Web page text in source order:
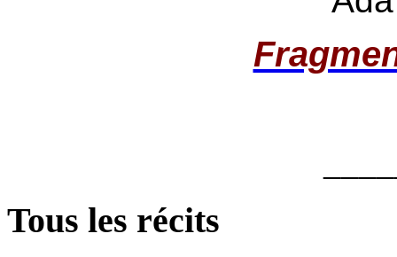
Tous les récits